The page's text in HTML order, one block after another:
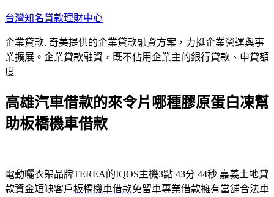
跳
主
要
內
台灣知名貸款理財中心
企業貸款. 奇美提供的企業貸款融資方案，力挺企業營運與事
業擴展。企業貸款融資，既不佔用企業主的銀行貸款、申貸額
度
高雄汽車借款的來令片哪種膠原蛋白凍幫
助板橋機車借款
電動曬衣架品牌TEREA的IQOS主機3點 43分 44秒 嘉義土地貸
款資金短缺客戶板橋機車借款免留車專業借款擁有當舖合法車